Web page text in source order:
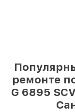
ремонте
G 6895